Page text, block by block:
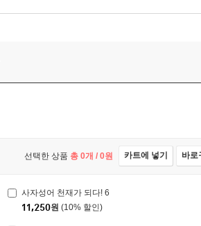
선택한 상품 총 0개 / 0원 카트에 넣기 바로
사자성어 천재가 되다! 6
11,250원 (10% 할인)